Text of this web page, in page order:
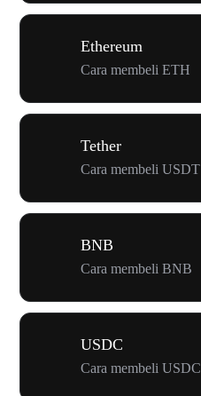
Ethereum
Cara membeli ETH
Tether
Cara membeli USDT
BNB
Cara membeli BNB
USDC
Cara membeli USDC